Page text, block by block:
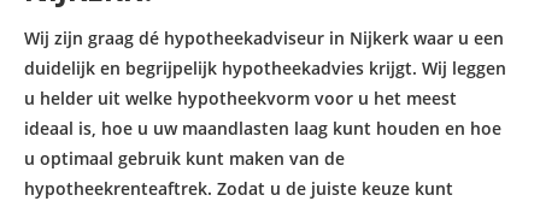
Wij zijn graag dé hypotheekadviseur in Nijkerk waar u een
duidelijk en begrijpelijk hypotheekadvies krijgt. Wij leggen
u helder uit welke hypotheekvorm voor u het meest
ideaal is, hoe u uw maandlasten laag kunt houden en hoe
u optimaal gebruik kunt maken van de
hypotheekrenteaftrek. Zodat u de juiste keuze kunt